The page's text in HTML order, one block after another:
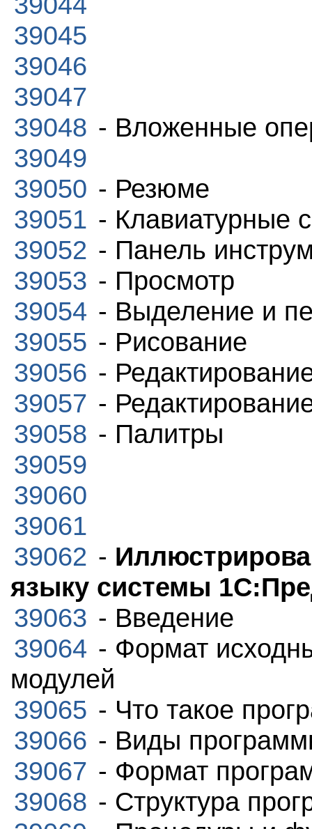
39045
39046
39047
39048 - Вложенные
39049
39050 - Резюме
39051 - Клавиатурные
39052 - Панель
39053 - Просмотр
39054 - Выделение и
39055 - Рисование
39056 -
39057 -
39058 - Палитры
39059
39060
39061
39062 -
языку системы
39063 - Введение
39064 - Формат
модулей
39065 - Что такое
39066 - Виды
39067 - Формат
39068 - Структура